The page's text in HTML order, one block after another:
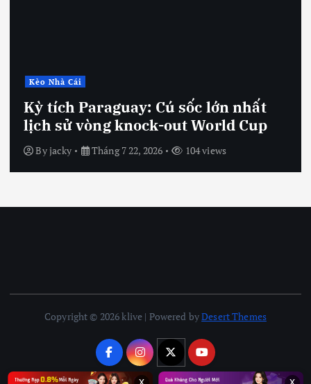
Kèo Nhà Cái
Kỳ tích Paraguay: Cú sốc lớn nhất
lịch sử vòng knock-out World Cup
Byjacky Tháng 7 22, 2026 104 views
Copyright © 2026 klive | Powered byDesert Themes